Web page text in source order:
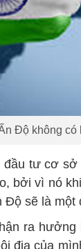
Độ không
đầu tư cơ
bởi vì nó
Độ sẽ là
ra
địa của